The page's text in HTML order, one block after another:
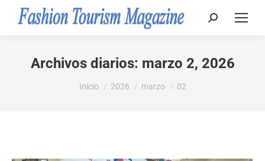
Buscar:
Archivos diarios: marzo 2, 2026
Estás aquí:
Inicio 2026 marzo 02